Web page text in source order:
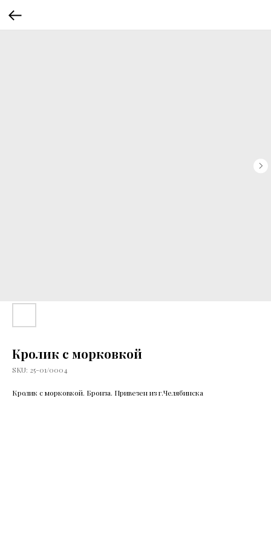
Кролик с морковкой
SKU: 25-01/0004
Кролик с морковкой. Бронза. Привезен из г.Челябинска